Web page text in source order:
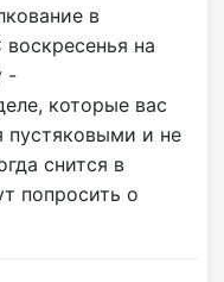
в
на
-
которые вас
пустяковыми и не
снится в
попросить о